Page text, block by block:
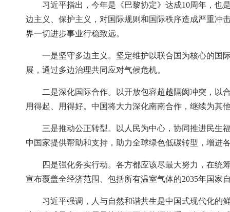
习近平指出，今年是《巴黎协定》达成10周年，也
边主义、保护主义，对国际规则和国际秩序造成严重冲
界一切进步事业行稳致远。
一是坚守多边主义。坚定维护以联合国为核心的国
展，通过多边治理共同应对气候危机。
二是深化国际合作。以开放包容超越隔阂冲突，以
用得起、用得好。中国将大力深化南南合作，继续为其
三是推动公正转型。以人民为中心，协同推进民生
中国家提供帮助和支持，助力全球绿色低碳转型，增进
四是强化务实行动。各方都应该尽最大努力，在统
宣布覆盖全经济范围、包括所有温室气体的2035年国家
习近平强调，人与自然和谐共生是中国式现代化的